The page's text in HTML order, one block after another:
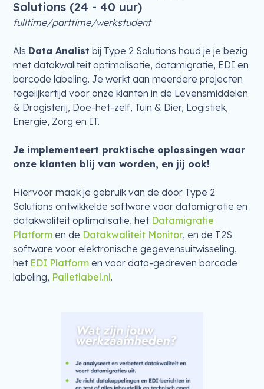
Solutions (24 - 40 uur)
fulltime/parttime/werkstudent
Als Data Analist bij Type 2 Solutions houd je je bezig
met datakwaliteit optimalisatie, datamigratie, EDI en
barcode labeling. Je werkt aan meerdere projecten
tegelijkertijd voor onze klanten in de Levensmiddelen
& Drogisterij, Doe-het-zelf, Tuin & Dier, Logistiek,
Energie, Zorg en IT.
Je implementeert praktische oplossingen waar
onze klanten blij van worden, en jij ook!
Hiervoor maak je gebruik van de door Type 2
Solutions ontwikkelde software voor datamigratie en
datakwaliteit optimalisatie, het Datamigratie
Platform en de Datakwaliteit Monitor, en de T2S
software voor elektronische gegevensuitwisseling,
het EDI Platform en voor data-gedreven barcode
labeling, Palletlabel.nl.